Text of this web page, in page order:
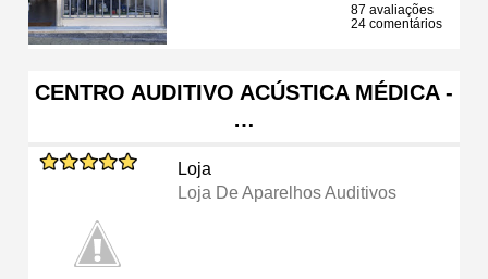
87 avaliações
24 comentários
CENTRO AUDITIVO ACÚSTICA MÉDICA -
…
Loja
Loja De Aparelhos Auditivos